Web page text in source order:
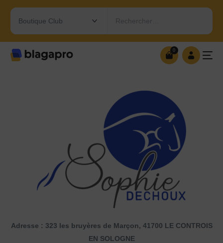
Rechercher…
0
Adresse : 323 les bruyères de Marçon, 41700 LE CONTROIS
EN SOLOGNE